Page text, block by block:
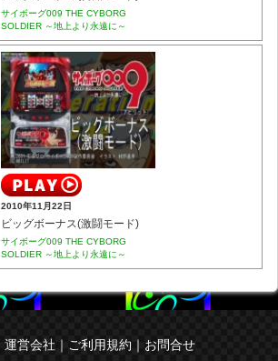
サイボーグ009 THE CYBORG
SOLDIER ～地上より永遠に～
2010年11月22日
ビッグボーナス(激闘モード)
サイボーグ009 THE CYBORG
SOLDIER ～地上より永遠に～
運営会社 ｜ ご利用規約 ｜ お問合せ